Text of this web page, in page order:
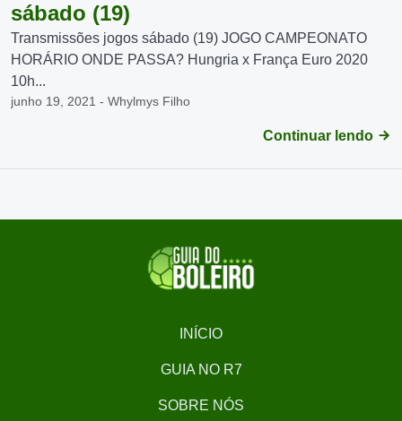
sábado (19)
Transmissões jogos sábado (19) JOGO CAMPEONATO
HORÁRIO ONDE PASSA? Hungria x França Euro 2020
10h...
junho 19, 2021 - Whylmys Filho
Continuar lendo
INÍCIO
GUIA NO R7
SOBRE NÓS